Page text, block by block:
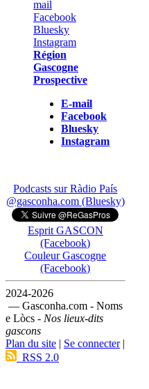
Région
Gascogne
Prospective
E-mail
Facebook
Bluesky
Instagram
Podcasts sur Ràdio País
@gasconha.com (Bluesky)
Esprit GASCON
(Facebook)
Couleur Gascogne
(Facebook)
2024-2026
— Gasconha.com - Noms
e Lòcs - Nos lieux-dits
gascons
Plan du site | Se connecter|
RSS 2.0